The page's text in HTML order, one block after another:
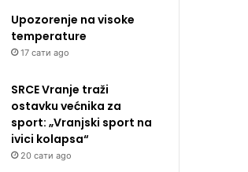
Upozorenje na visoke
temperature
17 сати ago
SRCE Vranje traži
ostavku većnika za
sport: „Vranjski sport na
ivici kolapsa“
20 сати ago